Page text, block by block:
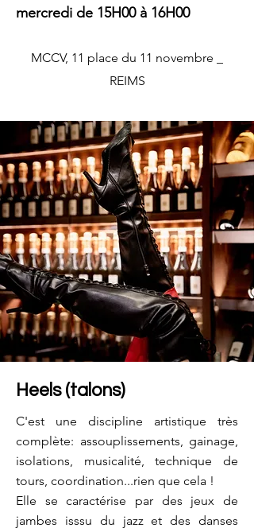
mercredi de 15H00 à 16H00
MCCV, 11 place du 11 novembre _
REIMS
Heels (talons)
C'est une discipline artistique très
complète: assouplissements, gainage,
isolations, musicalité, technique de
tours, coordination...rien que cela !
Elle se caractérise par des jeux de
jambes isssu du jazz et des danses